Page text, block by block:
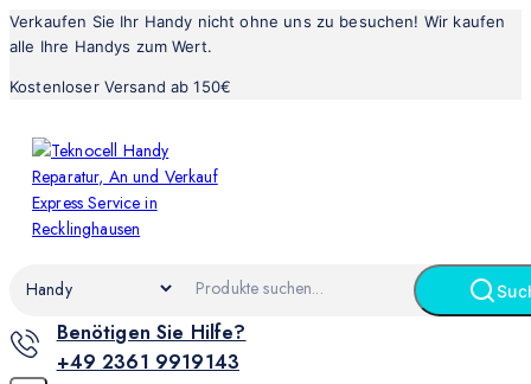
Verkaufen Sie Ihr Handy nicht ohne uns zu besuchen! Wir kaufen
alle Ihre Handys zum Wert.
Kostenloser Versand ab 150€
Benötigen Sie Hilfe?
+49 2361 9919143